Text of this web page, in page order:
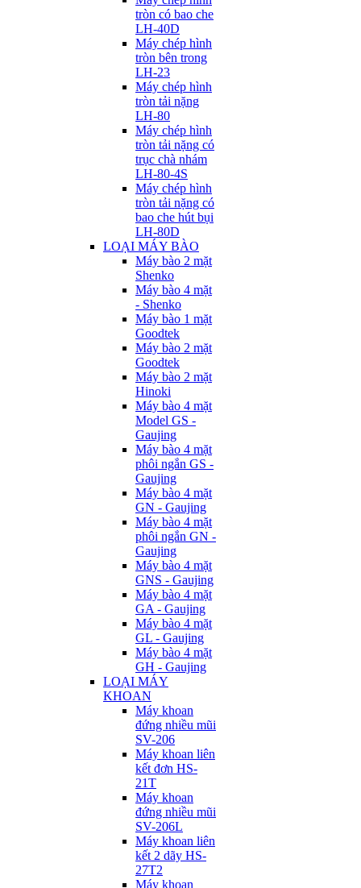
tròn có bao che
LH-40D
Máy chép hình
tròn bên trong
LH-23
Máy chép hình
tròn tải nặng
LH-80
Máy chép hình
tròn tải nặng có
trục chà nhám
LH-80-4S
Máy chép hình
tròn tải nặng có
bao che hút bụi
LH-80D
LOẠI MÁY BÀO
Máy bào 2 mặt
Shenko
Máy bào 4 mặt
- Shenko
Máy bào 1 mặt
Goodtek
Máy bào 2 mặt
Goodtek
Máy bào 2 mặt
Hinoki
Máy bào 4 mặt
Model GS -
Gaujing
Máy bào 4 mặt
phôi ngắn GS -
Gaujing
Máy bào 4 mặt
GN - Gaujing
Máy bào 4 mặt
phôi ngắn GN -
Gaujing
Máy bào 4 mặt
GNS - Gaujing
Máy bào 4 mặt
GA - Gaujing
Máy bào 4 mặt
GL - Gaujing
Máy bào 4 mặt
GH - Gaujing
LOẠI MÁY
KHOAN
Máy khoan
đứng nhiều mũi
SV-206
Máy khoan liên
kết đơn HS-
21T
Máy khoan
đứng nhiều mũi
SV-206L
Máy khoan liên
kết 2 dãy HS-
27T2
Máy khoan